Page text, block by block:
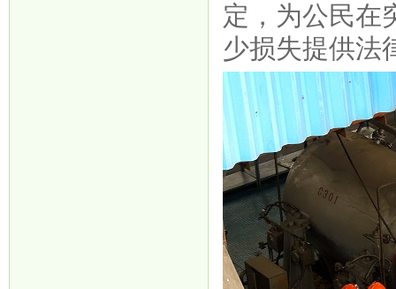
定，为公民在
少损失提供法